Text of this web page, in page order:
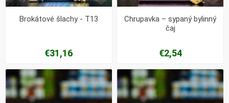
Brokátové šlachy - T13
€31,16
Chrupavka – sypaný bylinný
čaj
€2,54